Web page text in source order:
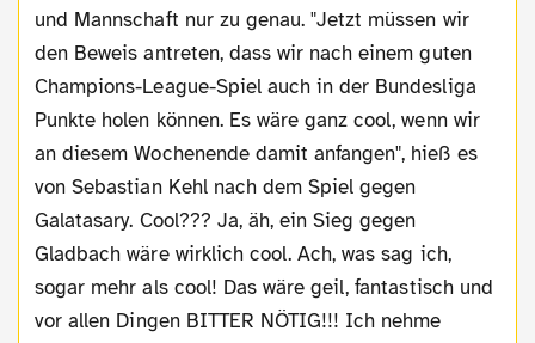
und Mannschaft nur zu genau. "Jetzt müssen wir
den Beweis antreten, dass wir nach einem guten
Champions-League-Spiel auch in der Bundesliga
Punkte holen können. Es wäre ganz cool, wenn wir
an diesem Wochenende damit anfangen", hieß es
von Sebastian Kehl nach dem Spiel gegen
Galatasary. Cool??? Ja, äh, ein Sieg gegen
Gladbach wäre wirklich cool. Ach, was sag ich,
sogar mehr als cool! Das wäre geil, fantastisch und
vor allen Dingen BITTER NÖTIG!!! Ich nehme